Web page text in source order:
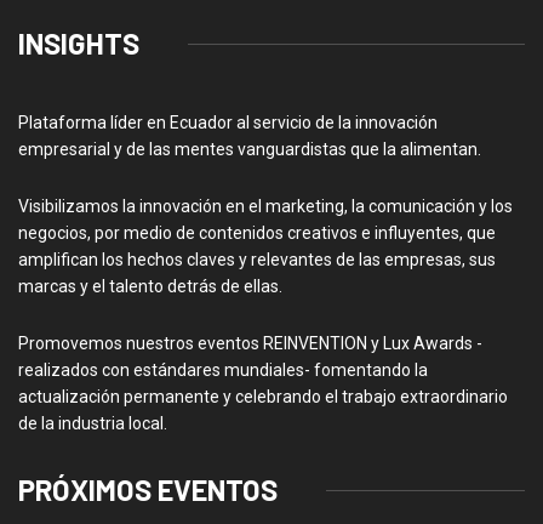
INSIGHTS
Plataforma líder en Ecuador al servicio de la innovación
empresarial y de las mentes vanguardistas que la alimentan.
Visibilizamos la innovación en el marketing, la comunicación y los
negocios, por medio de contenidos creativos e influyentes, que
amplifican los hechos claves y relevantes de las empresas, sus
marcas y el talento detrás de ellas.
Promovemos nuestros eventos REINVENTION y Lux Awards -
realizados con estándares mundiales- fomentando la
actualización permanente y celebrando el trabajo extraordinario
de la industria local.
PRÓXIMOS EVENTOS